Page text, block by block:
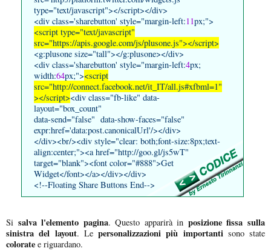
type="text/javascript"></script></div>
<div class='sharebutton' style="margin-left:11px;">
<script type="text/javascript"
src="https://apis.google.com/js/plusone.js"></script>
<g:plusone size="tall"></g:plusone></div>
<div class='sharebutton' style="margin-left:4px;
width:64px;"><script
src="http://connect.facebook.net/it_IT/all.js#xfbml=1"
></script><div class="fb-like" data-
layout="box_count"
data-send="false" data-show-faces="false"
expr:href='data:post.canonicalUrl'/></div>
</div><br/><div style="clear: both;font-size:8px;text-
align:center;"><a href="http://goo.gl/js5wT"
target="blank"><font color="#888">Get
Widget</font></a></div></div>
<!--Floating Share Buttons End-->
Si salva l'elemento pagina. Questo apparirà in posizione fissa sulla
sinistra del layout. Le personalizzazioni più importantisono state
colorate e riguardano.